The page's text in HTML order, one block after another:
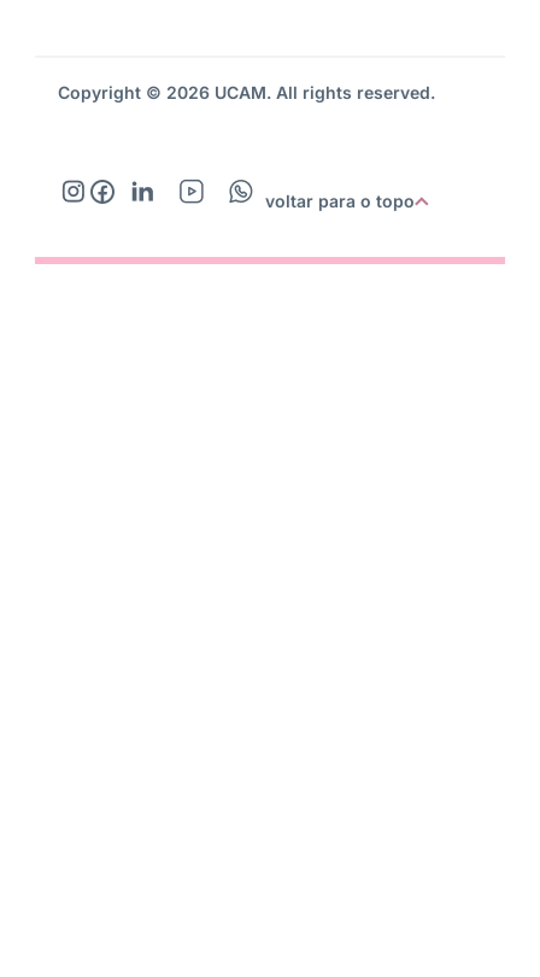
Copyright © 2026 UCAM. All rights reserved.
voltar para o topo